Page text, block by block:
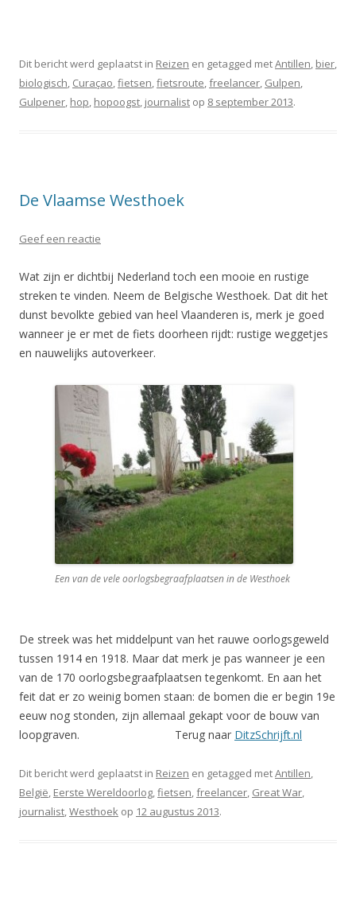
Dit bericht werd geplaatst in Reizen en getagged metAntillen, bier,
biologisch, Curaçao,fietsen,fietsroute,freelancer, Gulpen,
Gulpener, hop, hopoogst, journalist op 8 september 2013.
De Vlaamse Westhoek
Geef een reactie
Wat zijn er dichtbij Nederland toch een mooie en rustige
streken te vinden. Neem de Belgische Westhoek. Dat dit het
dunst bevolkte gebied van heel Vlaanderen is, merk je goed
wanneer je er met de fiets doorheen rijdt: rustige weggetjes
en nauwelijks autoverkeer.
Een van de vele oorlogsbegraafplaatsen in de Westhoek
De streek was het middelpunt van het rauwe oorlogsgeweld
tussen 1914 en 1918. Maar dat merk je pas wanneer je een
van de 170 oorlogsbegraafplaatsen tegenkomt. En aan het
feit dat er zo weinig bomen staan: de bomen die er begin 19e
eeuw nog stonden, zijn allemaal gekapt voor de bouw van
loopgraven. Terug naar DitzSchrijft.nl
Dit bericht werd geplaatst in Reizen en getagged metAntillen,
België, Eerste Wereldoorlog,fietsen,freelancer, Great War,
journalist,Westhoek op 12 augustus 2013.